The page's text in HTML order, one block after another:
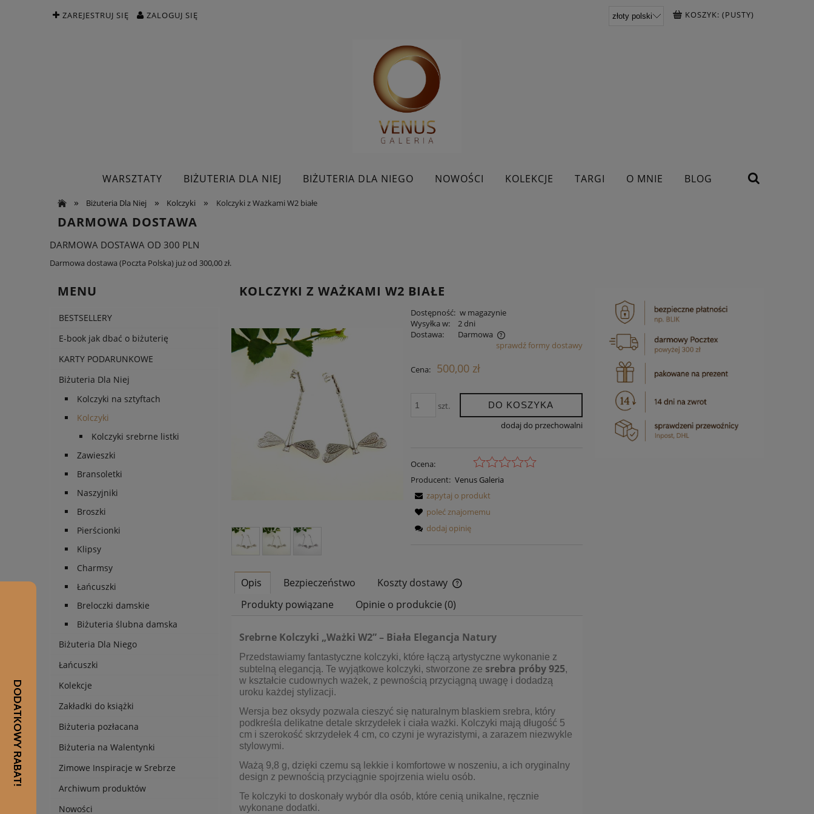
ZAREJESTRUJ SIĘ ZALOGUJ SIĘ KOSZYK: (PUSTY)
WARSZTATY BIŻUTERIA DLA NIEJ BIŻUTERIA DLA NIEGO NOWOŚCI KOLEKCJE TARGI O MNIE BLOG
BESTSELLERY
» Biżuteria Dla Niej » Kolczyki » Kolczyki z Ważkami W2 białe
DARMOWA DOSTAWA
DARMOWA DOSTAWA OD 300 PLN
Darmowa dostawa (Poczta Polska) już od 300,00 zł.
MENU
BESTSELLERY
E-book jak dbać o biżuterię
KARTY PODARUNKOWE
Biżuteria Dla Niej
Kolczyki na sztyftach
Kolczyki
Kolczyki srebrne listki
Zawieszki
Bransoletki
Naszyjniki
Broszki
Pierścionki
Klipsy
Charmsy
Łańcuszki
Breloczki damskie
Biżuteria ślubna damska
Biżuteria Dla Niego
Łańcuszki
Kolekcje
Zakładki do książki
Biżuteria pozłacana
Biżuteria na Walentynki
Zimowe Inspiracje w Srebrze
Archiwum produktów
Nowości
KOLCZYKI Z WAŻKAMI W2 BIAŁE
Dostępność: w magazynie
Wysyłka w:
2 dni
Dostawa:
Darmowa
sprawdź formy dostawy
Cena: 500,00 zł
szt. DO KOSZYKA
dodaj do przechowalni
Ocena:
Producent: Venus Galeria
zapytaj o produkt
poleć znajomemu
dodaj opinię
Opis Bezpieczeństwo Koszty dostawy
Produkty powiązane Opinie o produkcie (0)
Srebrne Kolczyki „Ważki W2” – Biała Elegancja Natury
Przedstawiamy fantastyczne kolczyki, które łączą artystyczne wykonanie z
subtelną elegancją. Te wyjątkowe kolczyki, stworzone ze srebra próby 925,
w kształcie cudownych ważek, z pewnością przyciągną uwagę i dodadzą
uroku każdej stylizacji.
Wersja bez oksydy pozwala cieszyć się naturalnym blaskiem srebra, który
podkreśla delikatne detale skrzydełek i ciała ważki. Kolczyki mają długość 5
cm i szerokość skrzydełek 4 cm, co czyni je wyrazistymi, a zarazem niezwykle
stylowymi.
Ważą 9,8 g, dzięki czemu są lekkie i komfortowe w noszeniu, a ich oryginalny
design z pewnością przyciągnie spojrzenia wielu osób.
Te kolczyki to doskonały wybór dla osób, które cenią unikalne, ręcznie
wykonane dodatki.